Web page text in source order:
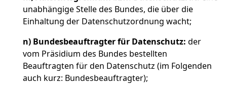
unabhängige Stelle des Bundes, die über die
Einhaltung der Datenschutzordnung wacht;
n) Bundesbeauftragter für Datenschutz: der
vom Präsidium des Bundes bestellten
Beauftragten für den Datenschutz (im Folgenden
auch kurz: Bundesbeauftragter);